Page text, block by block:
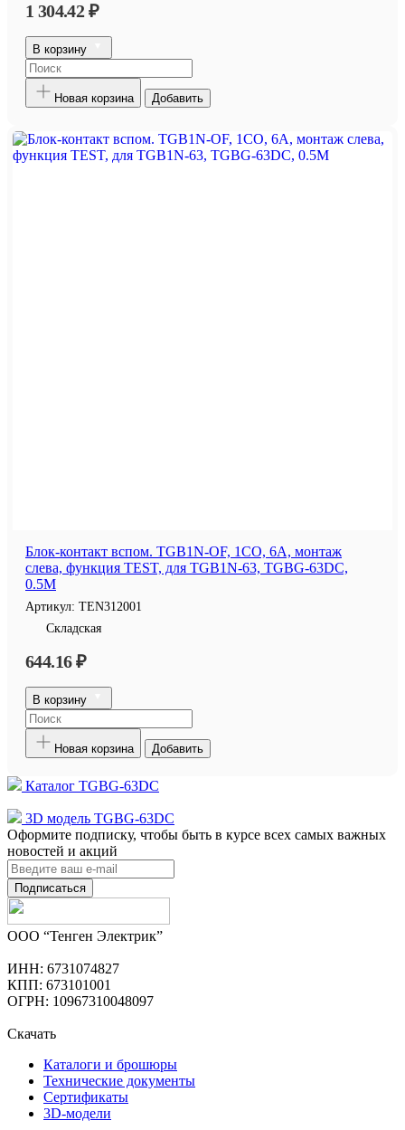
1 304.42 ₽
В корзину
Новая корзина Добавить
Блок-контакт вспом. TGB1N-OF, 1CO, 6A, монтаж
слева, функция TEST, для TGB1N-63, TGBG-63DC,
0.5M
Артикул: TEN312001
Складская
644.16 ₽
В корзину
Новая корзина Добавить
Каталог TGBG-63DC
3D модель TGBG-63DC
Оформите подписку, чтобы быть в курсе всех самых важных
новостей и акций
Подписаться
ООО “Тенген Электрик”
ИНН: 6731074827
КПП: 673101001
ОГРН: 10967310048097
Скачать
Каталоги и брошюры
Технические документы
Сертификаты
3D-модели